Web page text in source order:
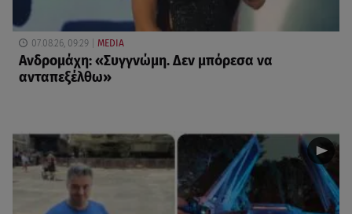
07.08.26, 09:29 MEDIA
Ανδρομάχη: «Συγγνώμη. Δεν μπόρεσα να
ανταπεξέλθω»